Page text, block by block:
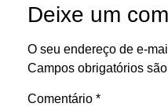
Deixe um
O seu endereço de e-
Campos obrigatórios
Comentário *